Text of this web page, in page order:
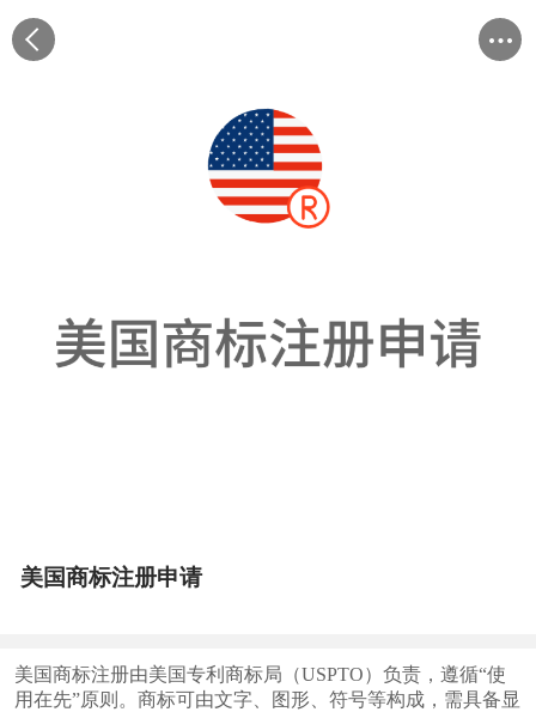
美国商标注册申请
美国商标注册由美国专利商标局（USPTO）负责，遵循“使
用在先”原则。商标可由文字、图形、符号等构成，需具备显